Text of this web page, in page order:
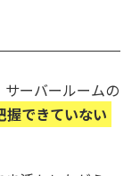
ーバールームの
握できていない